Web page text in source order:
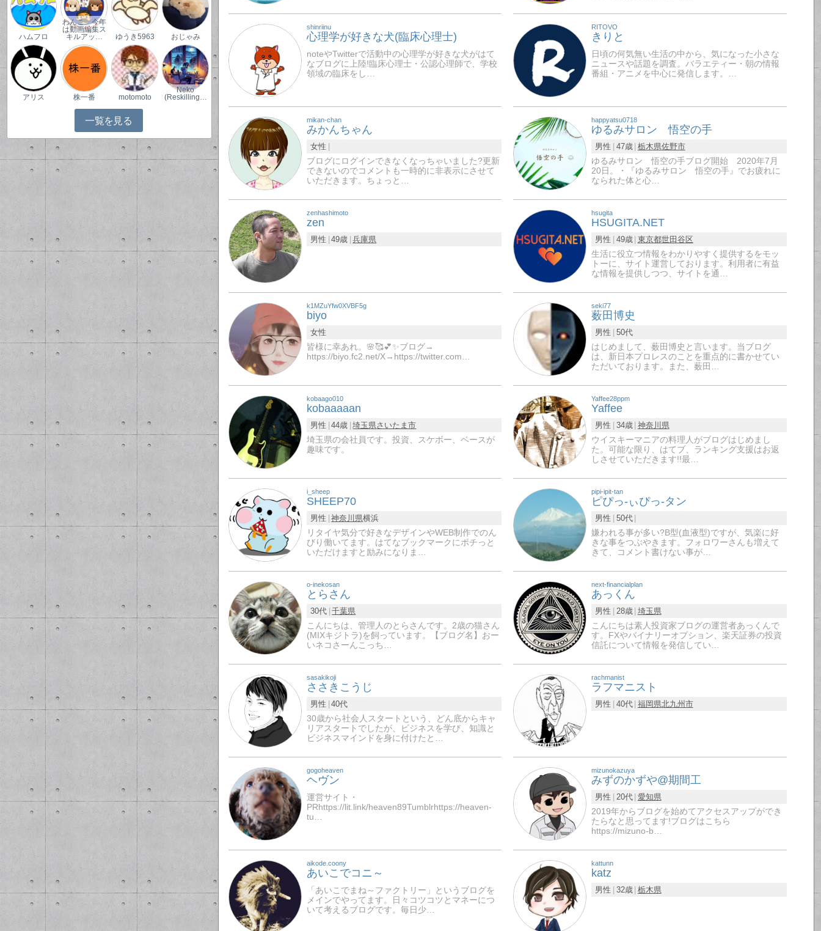
shinriinu
心理学が好きな犬(臨床心理士)
noteやTwitterで活動中の心理学が好きな犬がはて
なブログに上陸!臨床心理士・公認心理師で、学校
領域の臨床をし…
RITOVO
きりと
日頃の何気無い生活の中から、気になった小さな
ニュースや話題を調査。バラエティー・朝の情報
番組・アニメを中心に発信します。…
mikan-chan
みかんちゃん
女性
ブログにログインできなくなっちゃいました?更新
できないのでコメントも一時的に非表示にさせて
いただきます。ちょっと…
happyatsu0718
ゆるみサロン 悟空の手
男性 47歳 栃木県佐野市
ゆるみサロン 悟空の手ブログ開始 2020年7月
20日。・『ゆるみサロン 悟空の手』でお疲れに
なられた体と心…
zenhashimoto
zen
男性 49歳 兵庫県
hsugita
HSUGITA.NET
男性 49歳 東京都世田谷区
生活に役立つ情報をわかりやすく提供するをモッ
トーに、サイト運営しております。利用者に有益
な情報を提供しつつ、サイトを通…
k1MZuYfw0XVBF5g
biyo
女性
皆様に幸あれ。🌸🥰💕✨ブログ→
https://biyo.fc2.net/X→https://twitter.com…
seki77
薮田博史
男性
50代
はじめまして、薮田博史と言います。当ブログ
は、新日本プロレスのことを重点的に書かせてい
ただいております。また、薮田…
kobaago010
kobaaaaan
男性 44歳 埼玉県さいたま市
埼玉県の会社員です。投資、スケボー、ベースが
趣味です。
Yaffee28ppm
Yaffee
男性 34歳 神奈川県
ウイスキーマニアの料理人がブログはじめまし
た。可能な限り、はてブ、ランキング支援はお返
しさせていただきます!!最…
i_sheep
SHEEP70
男性 神奈川県横浜
リタイヤ気分で好きなデザインやWEB制作でのん
びり働いてます。はてなブックマークにポチっと
いただけますと励みになりま…
pipi-ipit-tan
ピぴっ-ぃぴっ-タン
男性
50代
嫌われる事が多い?B型(血液型)ですが、気楽に好
きな事をつぶやきます。フォロワーさんも増えて
きて、コメント書けない事が…
o-inekosan
とらさん
30代 千葉県
こんにちは、管理人のとらさんです。2歳の猫さん
(MIXキジトラ)を飼っています。【ブログ名】おー
いネコさーんこっち…
next-financialplan
あっくん
男性 28歳 埼玉県
こんにちは素人投資家ブログの運営者あっくんで
す。FXやバイナリーオプション、楽天証券の投資
信託について情報を発信してい…
sasakikoji
ささきこうじ
男性
40代
30歳から社会人スタートという、どん底からキャ
リアスタートでしたが、ビジネスを学び、知識と
ビジネスマインドを身に付けたと…
rachmanist
ラフマニスト
男性 40代 福岡県北九州市
gogoheaven
ヘヴン
運営サイト・
PRhttps://lit.link/heaven89Tumblrhttps://heaven-
tu…
mizunokazuya
みずのかずや@期間工
男性 20代 愛知県
2019年からブログを始めてアクセスアップができ
たらなと思ってます!ブログはこちら
https://mizuno-b…
aikode.coony
あいこでコニ～
「あいこでまね～ファクトリー」というブログを
メインでやってます。日々コツコツとマネーにつ
いて考えるブログです。毎日少…
kattunn
katz
男性 32歳 栃木県
ハムフロ
わんこ 今年
は動画編集ス
キルアッ…
ゆうき5963 おじゃみ
アリス 株一番 motomoto
Neko
(Reskilling…
一覧を見る